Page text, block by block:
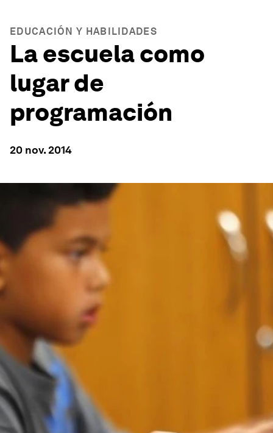
EDUCACIÓN Y HABILIDADES
La escuela como
lugar de
programación
20 nov. 2014